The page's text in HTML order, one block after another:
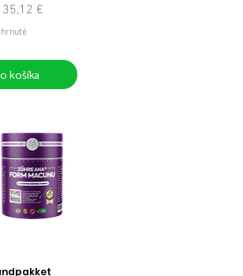
cena
Zľavnená cena
35,12 €
košíka